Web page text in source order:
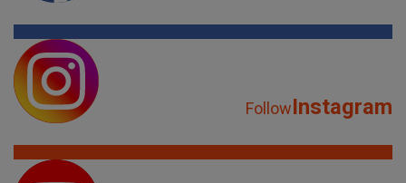
FollowInstagram